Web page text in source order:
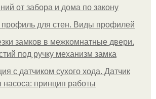
от забора и дома по закону
профиль для стен. Виды профилей
замков в межкомнатные двери.
под ручку механизм замка
с датчиком сухого хода. Датчик
насоса: принцип работы